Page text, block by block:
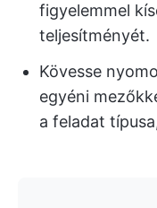
figyelemmel
teljesítményét.
Kövesse
egyéni
a feladat